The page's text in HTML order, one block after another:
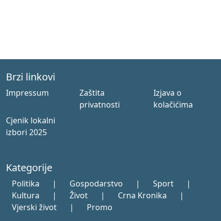
Brzi linkovi
Impressum
Zaštita
privatnosti
Izjava o
kolačićima
Cjenik lokalni
izbori 2025
Kategorije
Politika | Gospodarstvo | Sport
|
Kultura
| Život | Crna Kronika
|
Vjerski život
| Promo